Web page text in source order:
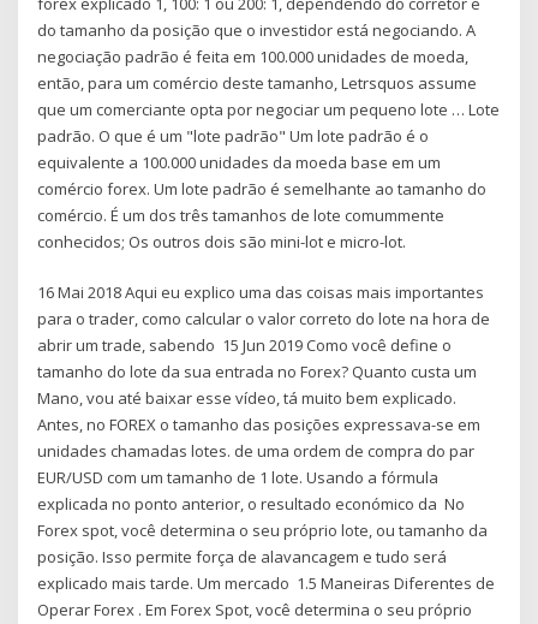
do tamanho da posição que o investidor está negociando. A
negociação padrão é feita em 100.000 unidades de moeda,
então, para um comércio deste tamanho, Letrsquos assume
que um comerciante opta por negociar um pequeno lote … Lote
padrão. O que é um "lote padrão" Um lote padrão é o
equivalente a 100.000 unidades da moeda base em um
comércio forex. Um lote padrão é semelhante ao tamanho do
comércio. É um dos três tamanhos de lote comummente
conhecidos; Os outros dois são mini-lot e micro-lot.
16 Mai 2018 Aqui eu explico uma das coisas mais importantes
para o trader, como calcular o valor correto do lote na hora de
abrir um trade, sabendo 15 Jun 2019 Como você define o
tamanho do lote da sua entrada no Forex? Quanto custa um
Mano, vou até baixar esse vídeo, tá muito bem explicado.
Antes, no FOREX o tamanho das posições expressava-se em
unidades chamadas lotes. de uma ordem de compra do par
EUR/USD com um tamanho de 1 lote. Usando a fórmula
explicada no ponto anterior, o resultado económico da No
Forex spot, você determina o seu próprio lote, ou tamanho da
posição. Isso permite força de alavancagem e tudo será
explicado mais tarde. Um mercado 1.5 Maneiras Diferentes de
Operar Forex . Em Forex Spot, você determina o seu próprio